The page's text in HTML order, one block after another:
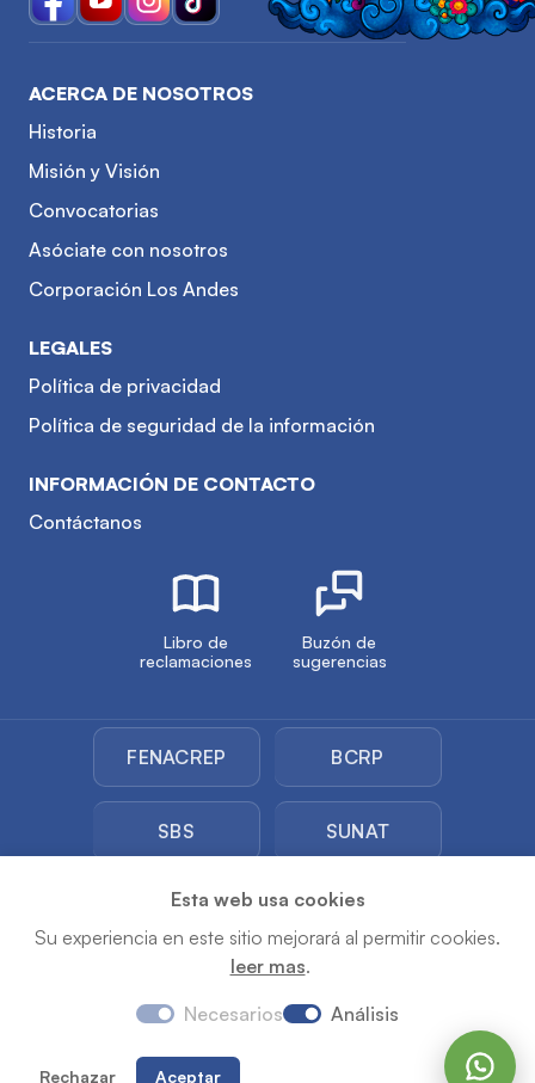
ACERCA DE NOSOTROS
Historia
Misión y Visión
Convocatorias
Asóciate con nosotros
Corporación Los Andes
LEGALES
Política de privacidad
Política de seguridad de la información
INFORMACIÓN DE CONTACTO
Contáctanos
Libro de
reclamaciones
Buzón de
sugerencias
FENACREP BCRP
SBS SUNAT
SUNARP
Copyright © 2026 COOPAC Los Andes. Todos los
derechos reservadosDesarrollado porPuyu.pe
Esta web usa cookies
Su experiencia en este sitio mejorará al permitir cookies.
leer mas.
Necesarios
Análisis
Rechazar Aceptar